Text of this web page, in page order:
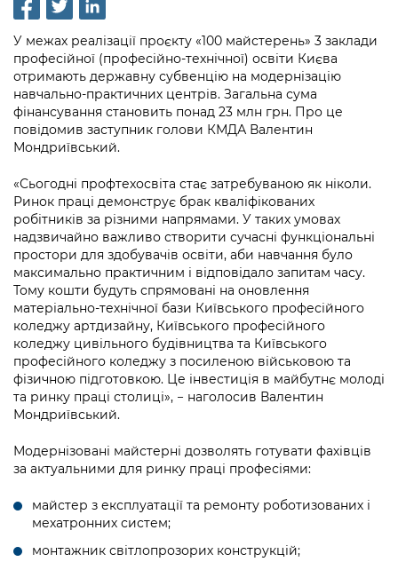
Рішення та розпорядження
Проєкти розпоряджень, що
перебувають на погодженні КМВА
Рішення Київради
Контактна інформація
Графік роботи та прийому громадян
Вакансії
Статистика
Звернення громадян
Регуляторна діяльність
Промисловість і наука Києва
Підприємства, установи, організації
Річні звіти
Гендерна політика
Безбар'єрність
Освіта та навчальні заклади
Дороги, транспорт та парковки
Навколишнє середовище міста
Містобудування та земельні ділянки
Бізнес та ліцензування
Фінанси та бюджет
Безпека та правопорядок
Ритуальні послуги
Іноземцям / For foreigners
Пам'ятки культурної спадщини
Портал Захисників та Захисниць
Безбар'єрність
Портал послуг
Міський застосунок Київ Цифровий
Громадська експертиза
Громадський бюджет
Консультації з громадськістю
Громадська рада
Відкритий бюджет
Контактний центр
Допомога учасникам АТО
Рада з питань внутрішньо переміщених
осіб при Київській міській військовій
адміністрації
«Ініціатива «Партнерство «Відкритий
Уряд» – місцевий рівень»
Важливе під час воєнного стану
Інформація з обмеженим доступом
Подати запит онлайн
Проекти нормативно-правових та
інших актів
Питання і відповіді про публічну
інформацію
Порядок оскарження рішень, дій чи
бездіяльності розпорядників інформації
Звіти про опрацювання запитів на
публічну інформацію
Інформація для споживачів
Про відкриті дані
Портал даних Києва
Медіагалерея
Підписатися на новини та анонси від
КМДА / Subscribe to announcements
from the KCSA
Порядок акредитації медіа /
Accreditation process
Подати журналістський запит /
Submitting a media request
Зйомки в лікарнях в умовах воєнного
стану / Rules for media coverage of
hospitals at work under martial law
Контакти для медіа / Contacts for mass
media
Портал Послуг
У межах реалізації проєкту «100 майстерень» 3 заклади
професійної (професійно-технічної) освіти Києва
отримають державну субвенцію на модернізацію
навчально-практичних центрів. Загальна сума
фінансування становить понад 23 млн грн. Про це
повідомив заступник голови КМДА Валентин
Мондриївський.
«Сьогодні профтехосвіта стає затребуваною як ніколи.
Ринок праці демонструє брак кваліфікованих
робітників за різними напрямами. У таких умовах
надзвичайно важливо створити сучасні функціональні
простори для здобувачів освіти, аби навчання було
максимально практичним і відповідало запитам часу.
Тому кошти будуть спрямовані на оновлення
матеріально-технічної бази Київського професійного
коледжу артдизайну, Київського професійного
коледжу цивільного будівництва та Київського
професійного коледжу з посиленою військовою та
фізичною підготовкою. Це інвестиція в майбутнє молоді
та ринку праці столиці», − наголосив Валентин
Мондриївський.
Модернізовані майстерні дозволять готувати фахівців
за актуальними для ринку праці професіями:
майстер з експлуатації та ремонту роботизованих і
мехатронних систем;
монтажник світлопрозорих конструкцій;